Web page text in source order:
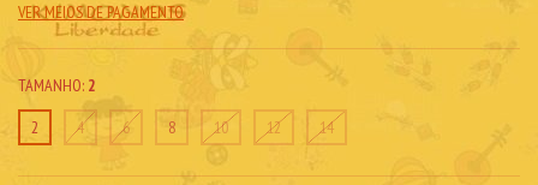
VER MEIOS DE PAGAMENTO
TAMANHO: 2
2
4 6 8 10 12 14